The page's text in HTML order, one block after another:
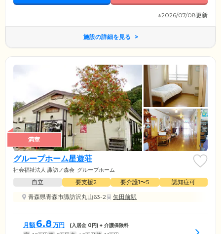
※2026/07/08更新
施設の詳細を見る
満室
グループホーム星遊荘
社会福祉法人 諏訪ノ森会 グループホーム
自立 要支援2 要介護1〜5
認知症可
青森県青森市諏訪沢丸山63-2
矢田前駅
月額 6.8 万円 (入居金 0円) + 介護保険料